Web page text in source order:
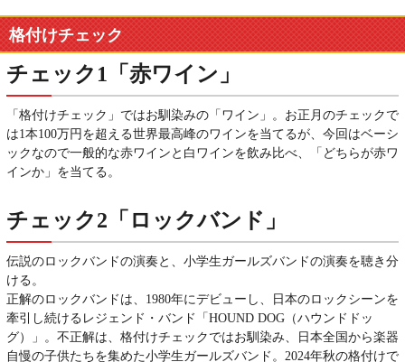
格付けチェック
チェック1「赤ワイン」
「格付けチェック」ではお馴染みの「ワイン」。お正月のチェックで
は1本100万円を超える世界最高峰のワインを当てるが、今回はベーシ
ックなので一般的な赤ワインと白ワインを飲み比べ、「どちらが赤ワ
インか」を当てる。
チェック2「ロックバンド」
伝説のロックバンドの演奏と、小学生ガールズバンドの演奏を聴き分
ける。
正解のロックバンドは、1980年にデビューし、日本のロックシーンを
牽引し続けるレジェンド・バンド「HOUND DOG（ハウンドドッ
グ）」。不正解は、格付けチェックではお馴染み、日本全国から楽器
自慢の子供たちを集めた小学生ガールズバンド。2024年秋の格付けで